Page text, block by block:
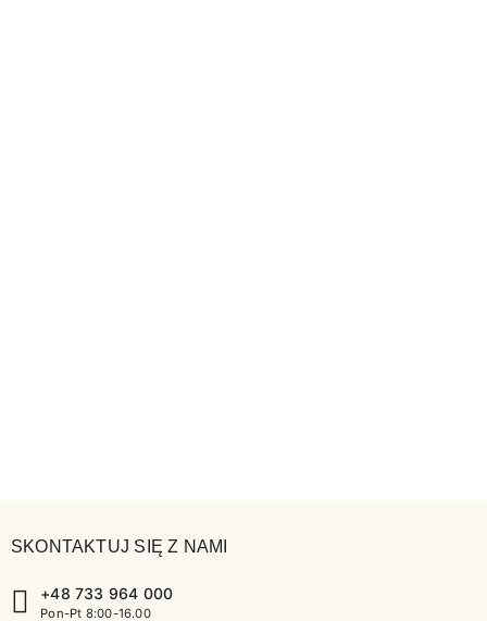
SKONTAKTUJ SIĘ Z NAMI
+48 733 964 000
Pon-Pt 8:00-16.00